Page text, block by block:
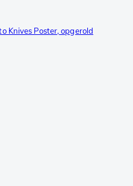
Knives Poster, opgerold